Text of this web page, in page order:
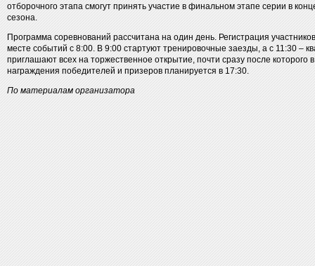
отборочного этапа смогут принять участие в финальном этапе серии в
сезона.
Программа соревнований рассчитана на один день. Регистрация
месте событий с 8:00. В 9:00 стартуют тренировочные заезды, а с 11:30 –
приглашают всех на торжественное открытие, почти сразу после
награждения победителей и призеров планируется в 17:30.
По материалам организатора